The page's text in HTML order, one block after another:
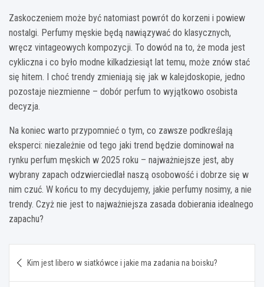
Zaskoczeniem może być natomiast powrót do korzeni i powiew
nostalgi. Perfumy męskie będą nawiązywać do klasycznych,
wręcz vintageowych kompozycji. To dowód na to, że moda jest
cykliczna i co było modne kilkadziesiąt lat temu, może znów stać
się hitem. I choć trendy zmieniają się jak w kalejdoskopie, jedno
pozostaje niezmienne – dobór perfum to wyjątkowo osobista
decyzja.
Na koniec warto przypomnieć o tym, co zawsze podkreślają
eksperci: niezależnie od tego jaki trend będzie dominował na
rynku perfum męskich w 2025 roku – najważniejsze jest, aby
wybrany zapach odzwierciedlał naszą osobowość i dobrze się w
nim czuć. W końcu to my decydujemy, jakie perfumy nosimy, a nie
trendy. Czyż nie jest to najważniejsza zasada dobierania idealnego
zapachu?
wpisu
Kim jest libero w siatkówce i jakie ma zadania na boisku?